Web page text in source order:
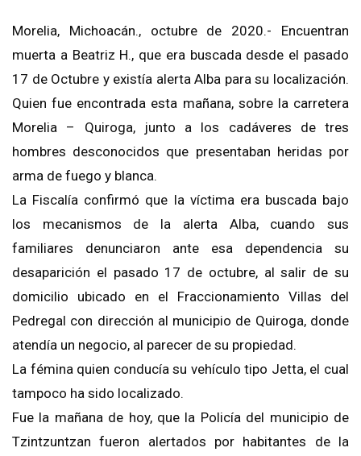
Morelia, Michoacán., octubre de 2020.- Encuentran
muerta a Beatriz H., que era buscada desde el pasado
17 de Octubre y existía alerta Alba para su localización.
Quien fue encontrada esta mañana, sobre la carretera
Morelia – Quiroga, junto a los cadáveres de tres
hombres desconocidos que presentaban heridas por
arma de fuego y blanca.
La Fiscalía confirmó que la víctima era buscada bajo
los mecanismos de la alerta Alba, cuando sus
familiares denunciaron ante esa dependencia su
desaparición el pasado 17 de octubre, al salir de su
domicilio ubicado en el Fraccionamiento Villas del
Pedregal con dirección al municipio de Quiroga, donde
atendía un negocio, al parecer de su propiedad.
La fémina quien conducía su vehículo tipo Jetta, el cual
tampoco ha sido localizado.
Fue la mañana de hoy, que la Policía del municipio de
Tzintzuntzan fueron alertados por habitantes de la